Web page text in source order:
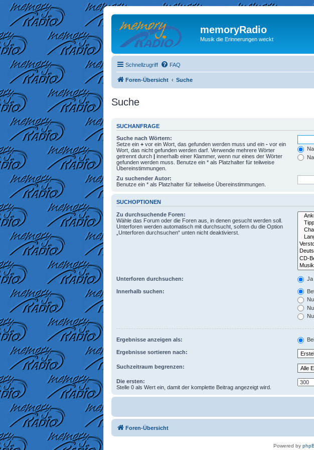
memoryRadio
Musik die Erinnerungen weckt
Schnellzugriff FAQ
Foren-Übersicht Suche
Suche
SUCHANFRAGE
Suche nach Wörtern:
Setze ein + vor ein Wort, das gefunden werden muss und ein - vor ein
Wort, das nicht gefunden werden darf. Verwende mehrere Wörter
getrennt durch | innerhalb einer Klammer, wenn nur eines der Wörter
gefunden werden muss. Benutze ein * als Platzhalter für teilweise
Übereinstimmungen.
Zu suchender Autor:
Benutze ein * als Platzhalter für teilweise Übereinstimmungen.
SUCHOPTIONEN
Zu durchsuchende Foren:
Wähle das Forum oder die Foren aus, in denen gesucht werden soll.
Unterforen werden automatisch mit durchsucht, sofern du die Option
„Unterforen durchsuchen“ unten nicht deaktivierst.
Unterforen durchsuchen: Ja
Innerhalb suchen:
Ergebnisse anzeigen als:
Ergebnisse sortieren nach:
Suchzeitraum begrenzen:
Die ersten:
Stelle 0 als Wert ein, damit der komplette Beitrag angezeigt wird.
Foren-Übersicht
Powered by